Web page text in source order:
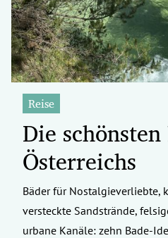
Reise
Die
Österreichs
Bäder für Nostalgieverliebte,
versteckte Sandstrände,
urbane Kanäle: zehn Bade-